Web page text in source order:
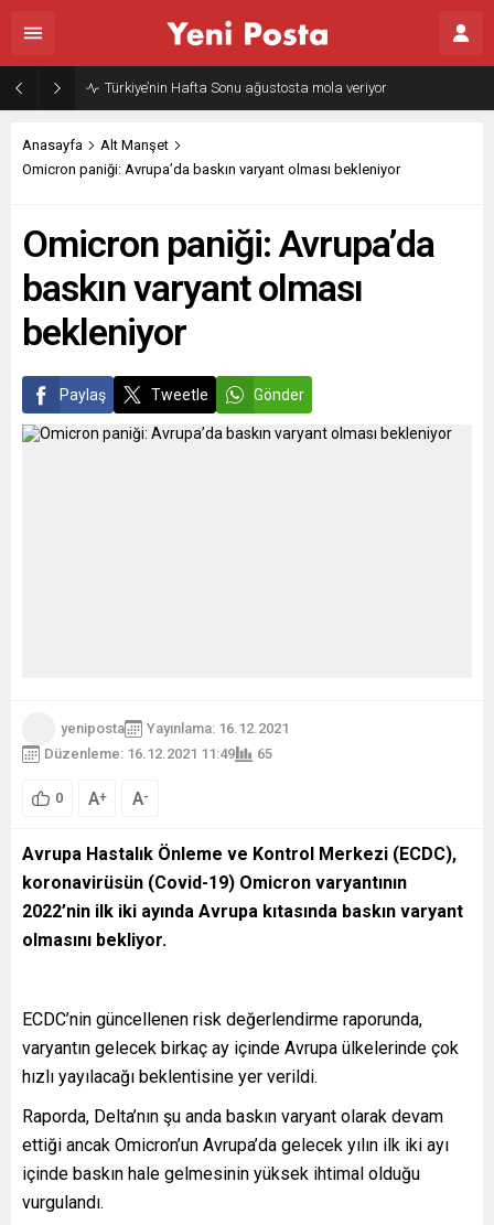
Türkiye’nin Hafta Sonu ağustosta mola veriyor
Anasayfa
Alt Manşet
Omicron paniği: Avrupa’da baskın varyant olması bekleniyor
Omicron paniği: Avrupa’da
baskın varyant olması
bekleniyor
Paylaş Tweetle Gönder
yeniposta
Yayınlama: 16.12.2021
Düzenleme: 16.12.2021 11:49
65
0 A+ A-
Avrupa Hastalık Önleme ve Kontrol Merkezi (ECDC),
koronavirüsün (Covid-19) Omicron varyantının
2022’nin ilk iki ayında Avrupa kıtasında baskın varyant
olmasını bekliyor.
ECDC’nin güncellenen risk değerlendirme raporunda,
varyantın gelecek birkaç ay içinde Avrupa ülkelerinde çok
hızlı yayılacağı beklentisine yer verildi.
Raporda, Delta’nın şu anda baskın varyant olarak devam
ettiği ancak Omicron’un Avrupa’da gelecek yılın ilk iki ayı
içinde baskın hale gelmesinin yüksek ihtimal olduğu
vurgulandı.